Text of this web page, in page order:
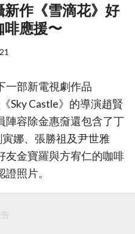
作《雪滴花》好
啡應援〜
一部新電視劇作品
Sky Castle》的導演趙賢
陣容除金惠奫還包含了丁
娜、張勝祖及尹世雅
友金寶羅與方宥仁的咖啡
照片。